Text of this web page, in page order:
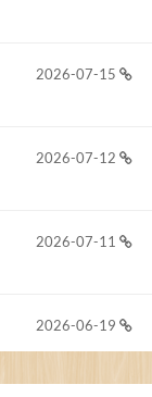
2026-07-15
2026-07-12
2026-07-11
2026-06-19